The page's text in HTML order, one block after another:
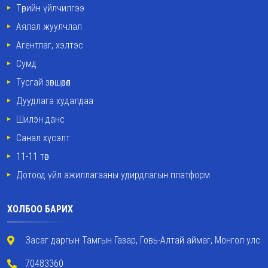
Төрийн үйлчилгээ
Аялал жуулчлал
Агентлаг, хэлтэс
Сумд
Тусгай зөвшөөрөл
Дуудлага худалдаа
Шилэн данс
Санал хүсэлт
11-11 төв
Дотоод үйл ажиллагааны удирдлагын платформ
ХОЛБОО БАРИХ
Засаг даргын Тамгын Газар, Говь-Алтай аймаг, Монгол улс
70483360